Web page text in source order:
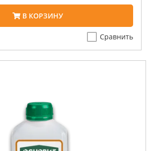
В КОРЗИНУ
Сравнить